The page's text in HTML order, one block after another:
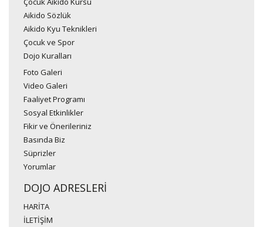
Aikido Sözlük
Aikido Kyu Teknikleri
Çocuk ve Spor
Dojo Kuralları
Foto Galeri
Video Galeri
Faaliyet Programı
Sosyal Etkinlikler
Fikir ve Önerileriniz
Basında Biz
Süprizler
Yorumlar
DOJO ADRESLERİ
HARİTA
İLETİŞİM